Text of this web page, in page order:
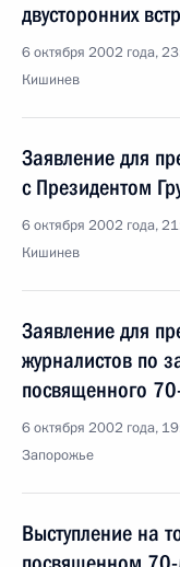
двусторонних
6 октября 2002 года,
Кишинев
Заявление для
с Президентом
6 октября 2002 года,
Кишинев
Заявление для
журналистов по
посвященного
6 октября 2002 года,
Запорожье
Выступление на